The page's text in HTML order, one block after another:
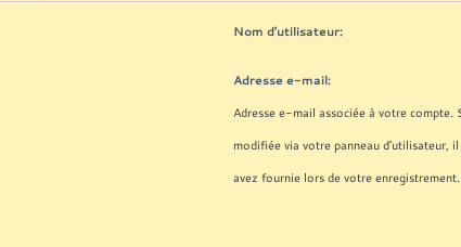
Nom d’utilisateur:
Adresse e-mail:
Adresse e-mail associée à votre compte.
modifiée via votre panneau d’utilisateur, il
avez fournie lors de votre enregistrement.